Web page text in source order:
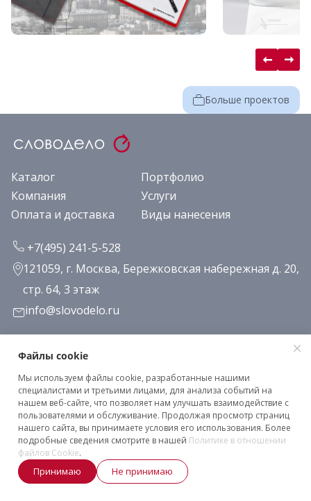
Больше проектов
Каталог
Портфолио
Компания
Услуги
Оплата и доставка
Виды нанесения
+7(495) 241-5-528
121059, г. Москва, Бережковская набережная д. 20,
стр. 64, 3 этаж
info@slovodelo.ru
Заказать звонок
Подписаться на рассылку
Клиентское соглашение
Политика конфиденциальности
2026 © «Словодело». Все права защищены
Файлы cookie
Мы используем файлы cookie, разработанные нашими
специалистами и третьими лицами, для анализа событий на
нашем веб-сайте, что позволяет нам улучшать взаимодействие с
пользователями и обслуживание. Продолжая просмотр страниц
нашего сайта, вы принимаете условия его использования. Более
подробные сведения смотрите в нашей Политике в отношении
файлов Cookie.
Принимаю Не принимаю